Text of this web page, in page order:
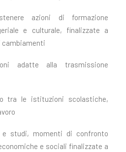
azioni di formazione
e culturale, finalizzate a
cambiamenti
adatte alla trasmissione
tra le istituzioni scolastiche,
e studi, momenti di confronto
e sociali finalizzate a